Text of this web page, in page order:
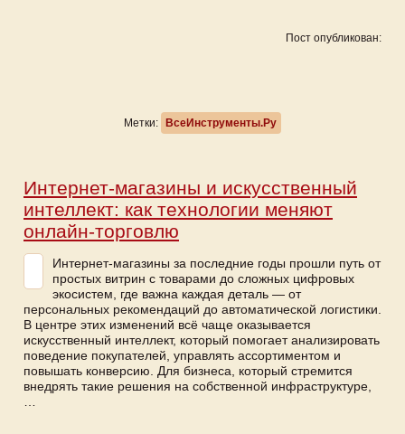
Пост опубликован:
Метки: ВсеИнструменты.Ру
Интернет-магазины и искусственный
интеллект: как технологии меняют
онлайн-торговлю
Интернет-магазины за последние годы прошли путь от
простых витрин с товарами до сложных цифровых
экосистем, где важна каждая деталь — от
персональных рекомендаций до автоматической логистики.
В центре этих изменений всё чаще оказывается
искусственный интеллект, который помогает анализировать
поведение покупателей, управлять ассортиментом и
повышать конверсию. Для бизнеса, который стремится
внедрять такие решения на собственной инфраструктуре,